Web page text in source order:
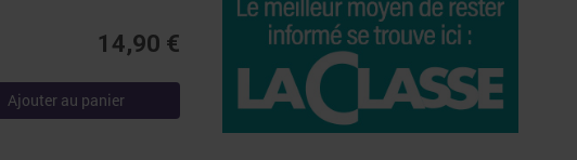
14,90 €
Ajouter au panier